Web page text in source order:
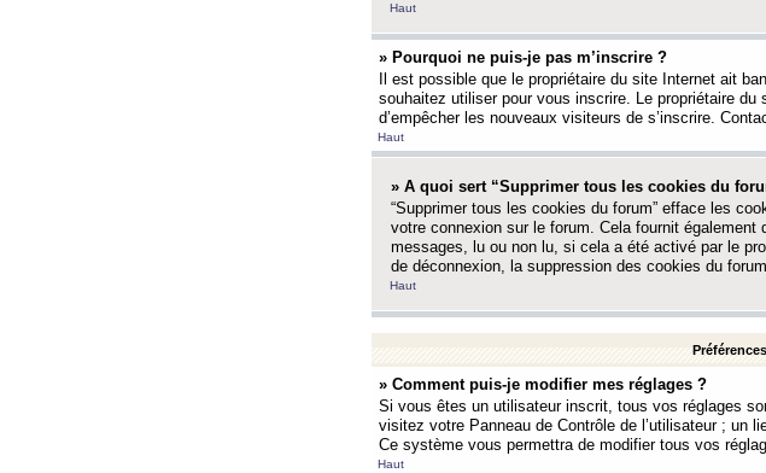
Haut
» Pourquoi ne puis-je pas m’inscrire ?
Il est possible que le propriétaire du site Internet ait
souhaitez utiliser pour vous inscrire. Le propriétaire
d’empêcher les nouveaux visiteurs de s’inscrire.
Haut
» A quoi sert “Supprimer tous les cookies du
“Supprimer tous les cookies du forum” efface les
votre connexion sur le forum. Cela fournit
messages, lu ou non lu, si cela a été activé par le
de déconnexion, la suppression des cookies du
Haut
» Comment puis-je modifier mes réglages ?
Si vous êtes un utilisateur inscrit, tous vos réglages
visitez votre Panneau de Contrôle de l’utilisateur ; un
Ce système vous permettra de modifier tous vos
Haut